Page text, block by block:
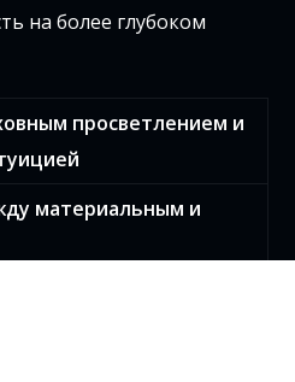
на более глубоком
просветлением и
материальным и